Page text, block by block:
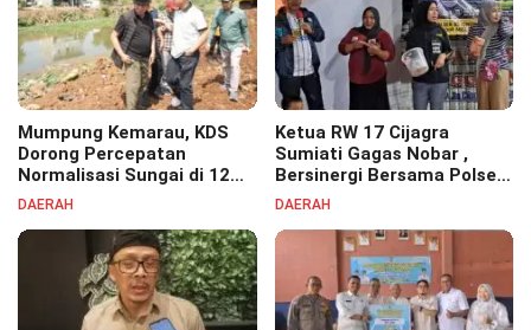
Mumpung Kemarau, KDS
Dorong Percepatan
Normalisasi Sungai di 12
Kecamatan Tekan Resiko
DAERAH
Ketua RW 17 Cijagra
Sumiati Gagas Nobar ,
Bersinergi Bersama Polsek
Bojongsoang Semarakkan
DAERAH